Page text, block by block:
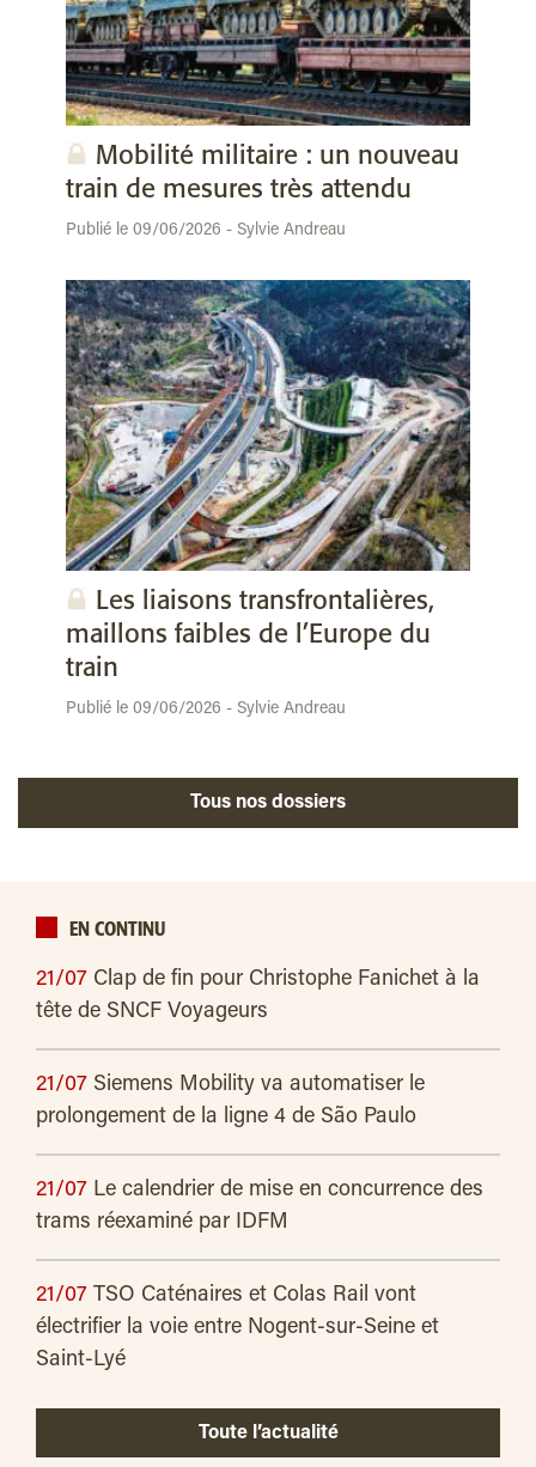
Mobilité militaire : un nouveau
train de mesures très attendu
Publié le 09/06/2026 - Sylvie Andreau
Les liaisons transfrontalières,
maillons faibles de l’Europe du
train
Publié le 09/06/2026 - Sylvie Andreau
Tous nos dossiers
EN CONTINU
21/07 Clap de fin pour Christophe Fanichet à la
tête de SNCF Voyageurs
21/07 Siemens Mobility va automatiser le
prolongement de la ligne 4 de São Paulo
21/07 Le calendrier de mise en concurrence des
trams réexaminé par IDFM
21/07 TSO Caténaires et Colas Rail vont
électrifier la voie entre Nogent-sur-Seine et
Saint-Lyé
Toute l’actualité